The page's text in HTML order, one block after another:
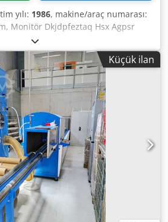
yılı: 1986, makine/araç numarası:
Monitör Dkjdpfeztaq Hsx Agpsr
Küçük ilan